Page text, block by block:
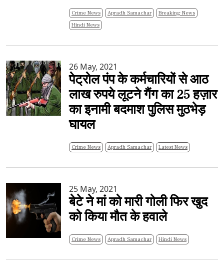
Crime News Apradh Samachar
Breaking News
Hindi News
26 May, 2021
पेट्रोल पंप के कर्मचारियों से आठ
लाख रुपये लूटने गैंग का 25 हज़ार
का इनामी बदमाश पुलिस मुठभेड़
घायल
Crime News Apradh Samachar Latest News
25 May, 2021
बेटे ने मां को मारी गोली फिर खुद
को किया मौत के हवाले
Crime News Apradh Samachar Hindi News